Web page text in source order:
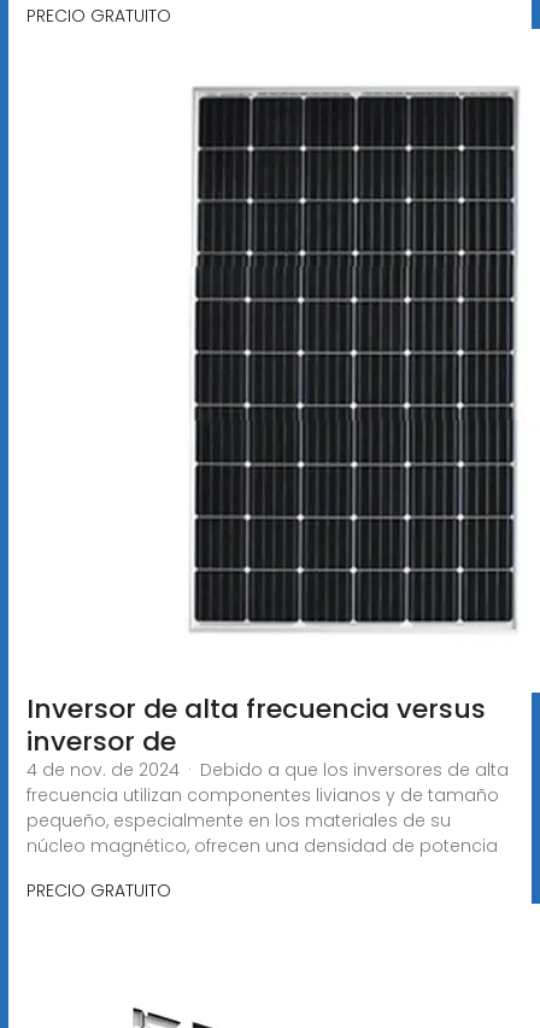
PRECIO GRATUITO
Inversor de alta frecuencia versus
inversor de
4 de nov. de 2024 · Debido a que los inversores de alta
frecuencia utilizan componentes livianos y de tamaño
pequeño, especialmente en los materiales de su
núcleo magnético, ofrecen una densidad de potencia
PRECIO GRATUITO